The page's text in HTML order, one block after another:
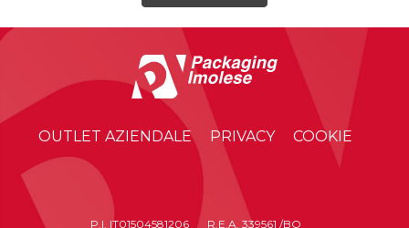
OUTLET AZIENDALE PRIVACY COOKIE
P.I. IT01504581206 R.E.A. 339561 /BO